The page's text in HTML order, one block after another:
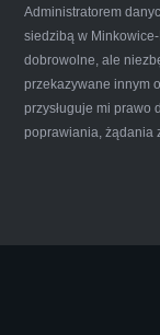
naprawde
Administratorem
siedzibą w
dobrowolne, ale
przekazywane innym
przysługuje mi prawo
poprawiania, żądania